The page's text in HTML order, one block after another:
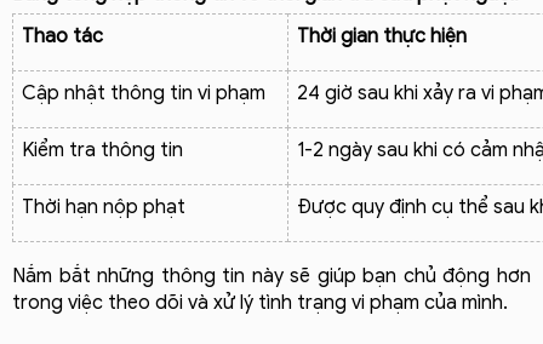
Thao tác
Thời gian thực hiện
Cập nhật thông tin vi phạm 24 giờ sau khi xảy ra vi
Kiểm tra thông tin 1-2 ngày sau khi có cảm
Thời hạn nộp phạt Được quy định cụ thể sau
Nắm bắt những thông tin này sẽ giúp bạn chủ động hơn
trong việc theo dõi và xử lý tình trạng vi phạm của mình.